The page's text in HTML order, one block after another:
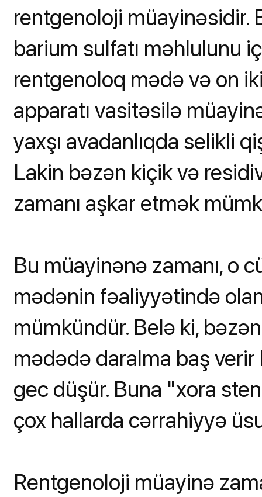
rentgenoloji müayinəsidir.
barium sulfatı məhlulunu
rentgenoloq mədə və on
apparatı vasitəsilə
yaxşı avadanlıqda selikli
Lakin bəzən kiçik və
zamanı aşkar etmək
Bu müayinənə zamanı, o
mədənin fəaliyyətində
mümkündür. Belə ki,
mədədə daralma baş
gec düşür. Buna "xora
çox hallarda cərrahiyyə
Rentgenoloji müayinə